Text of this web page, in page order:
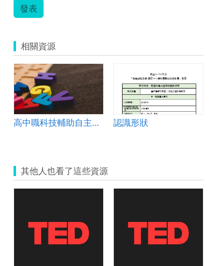
發表
相關資源
高中職科技輔助自主學習 教案 設計 認識形狀
其他人也看了這些資源